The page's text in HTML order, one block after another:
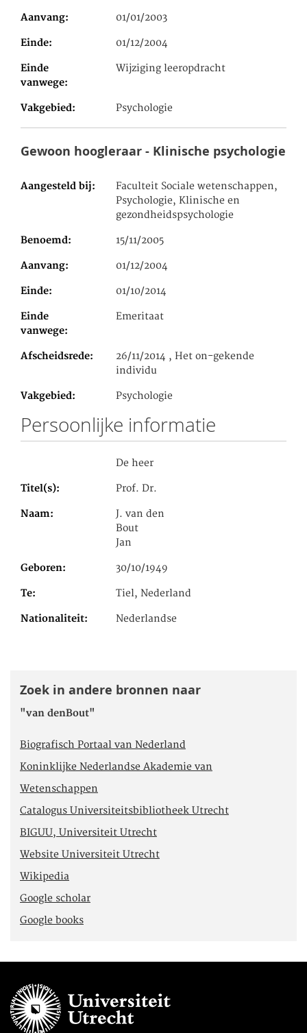
Aanvang 01/01/2003
Einde 01/12/2004
Einde
vanwege
Wijziging leeropdracht
Vakgebied Psychologie
Gewoon hoogleraar - Klinische psychologie
Aangesteld bij
Faculteit Sociale wetenschappen,
Psychologie, Klinische en
gezondheidspsychologie
Benoemd 15/11/2005
Aanvang 01/12/2004
Einde 01/10/2014
Einde
vanwege
Emeritaat
Afscheidsrede
26/11/2014 , Het on-gekende
individu
Vakgebied Psychologie
Persoonlijke informatie
De heer
Titel(s) Prof. Dr.
Naam
J. van den
Bout
Jan
Geboren 30/10/1949
Te Tiel, Nederland
Nationaliteit Nederlandse
Zoek in andere bronnen naar
"van denBout"
Biografisch Portaal van Nederland
Koninklijke Nederlandse Akademie van
Wetenschappen
Catalogus Universiteitsbibliotheek Utrecht
BIGUU, Universiteit Utrecht
Website Universiteit Utrecht
Wikipedia
Google scholar
Google books